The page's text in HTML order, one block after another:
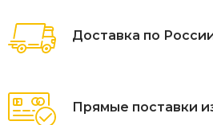
явлениям, таким как сильные
выполнена из алюминия
идет вращающееся стальное
Доставка по
Прямые поставки